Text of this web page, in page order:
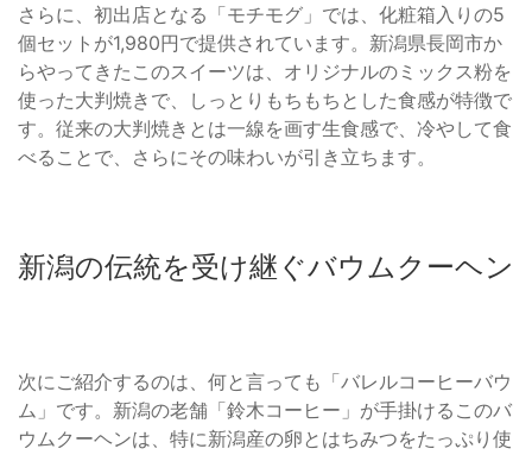
さらに、初出店となる「モチモグ」では、化粧箱入りの5
個セットが1,980円で提供されています。新潟県長岡市か
らやってきたこのスイーツは、オリジナルのミックス粉を
使った大判焼きで、しっとりもちもちとした食感が特徴で
す。従来の大判焼きとは一線を画す生食感で、冷やして食
べることで、さらにその味わいが引き立ちます。
新潟の伝統を受け継ぐバウムクーヘン
次にご紹介するのは、何と言っても「バレルコーヒーバウ
ム」です。新潟の老舗「鈴木コーヒー」が手掛けるこのバ
ウムクーヘンは、特に新潟産の卵とはちみつをたっぷり使